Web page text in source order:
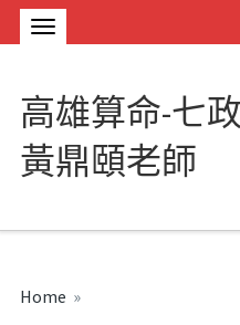
高雄算命-七
黃鼎頤老師
Home »